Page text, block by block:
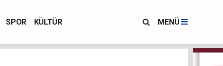
SPOR KÜLTÜR MENÜ